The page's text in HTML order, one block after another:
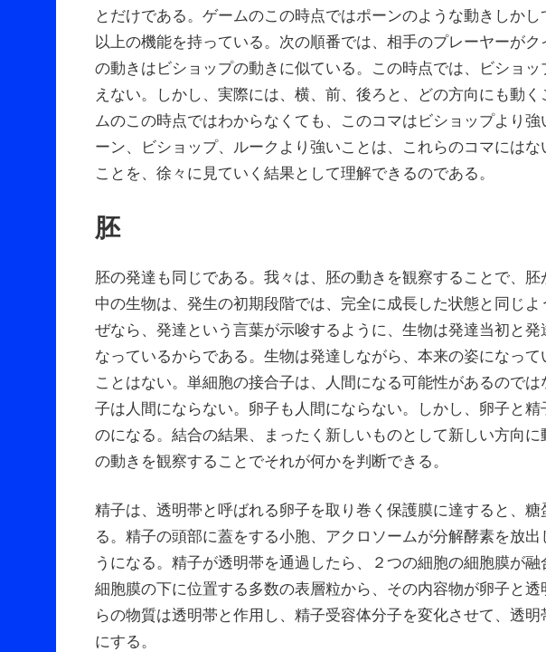
とだけである。ゲームのこの時点ではポーンのような動きしか
以上の機能を持っている。次の順番では、相手のプレーヤーが
の動きはビショップの動きに似ている。この時点では、ビショ
えない。しかし、実際には、横、前、後ろと、どの方向にも動
ムのこの時点ではわからなくても、このコマはビショップより
ーン、ビショップ、ルークより強いことは、これらのコマには
ことを、徐々に見ていく結果として理解できるのである。
胚
胚の発達も同じである。我々は、胚の動きを観察することで、
中の生物は、発生の初期段階では、完全に成長した状態と同じ
ぜなら、発達という言葉が示唆するように、生物は発達当初と
なっているからである。生物は発達しながら、本来の姿になっ
ことはない。単細胞の接合子は、人間になる可能性があるので
子は人間にならない。卵子も人間にならない。しかし、卵子と
のになる。結合の結果、まったく新しいものとして新しい方向
の動きを観察することでそれが何かを判断できる。
精子は、透明帯と呼ばれる卵子を取り巻く保護膜に達すると、
る。精子の頭部に蓋をする小胞、アクロソームが分解酵素を放
うになる。精子が透明帯を通過したら、２つの細胞の細胞膜が
細胞膜の下に位置する多数の表層粒から、その内容物が卵子と
らの物質は透明帯と作用し、精子受容体分子を変化させて、透
にする。